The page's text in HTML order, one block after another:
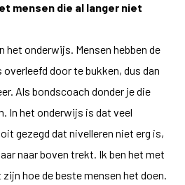
mensen die al langer niet
het onderwijs. Mensen hebben de
door te bukken, dus dan
Als bondscoach donder je die
In het onderwijs is dat veel
gezegd dat nivelleren niet erg is,
naar boven trekt. Ik ben het met
hoe de beste mensen het doen.